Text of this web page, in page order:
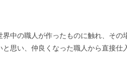
中の職人が作ったものに触れ、その
思い、仲良くなった職人から直接仕